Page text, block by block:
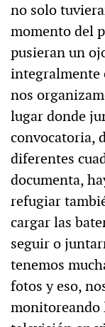
no solo
momento del
pusieran un
integralmente
nos
lugar donde
convocatoria,
diferentes
documenta,
refugiar
cargar las
seguir o
tenemos
fotos y eso,
monitoreando